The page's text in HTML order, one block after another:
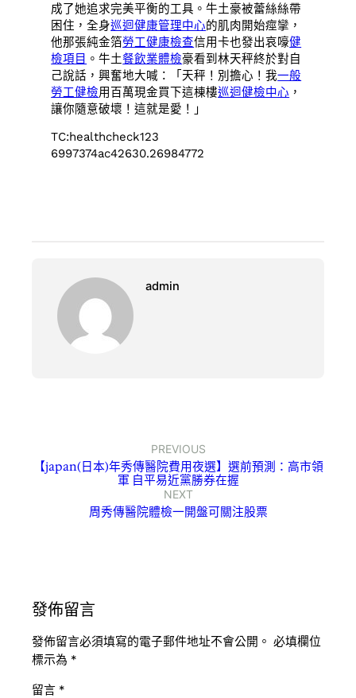
成了她追求完美平衡的工具。牛土豪被蕾絲絲帶
困住，全身巡迴健康管理中心的肌肉開始痙攣，
他那張純金箔勞工健康檢查信用卡也發出哀嚎健
檢項目 。牛土餐飲業體檢豪看到林天秤終於對自
己說話，興奮地大喊：「天秤！別擔心！我一般
勞工健檢用百萬現金買下這棟樓巡迴健檢中心 ，
讓你隨意破壞！這就是愛！」
TC:healthcheck123
6997374ac42630.26984772
admin
PREVIOUS
【japan(日本)年秀傳醫院費用夜選】選前預測：高市領
軍 自平易近黨勝券在握
NEXT
周秀傳醫院體檢一開盤可關注股票
發佈留言
發佈留言必須填寫的電子郵件地址不會公開。 必填欄位
標示為 *
留言 *